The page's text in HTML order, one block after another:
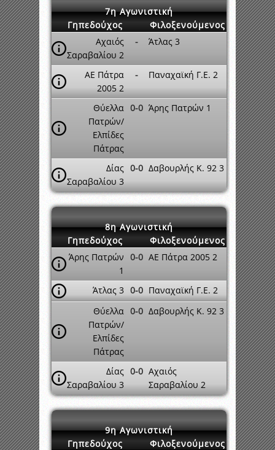
7η Αγωνιστική
Γηπεδούχος
Φιλοξενούμενος
Αχαιός
Σαραβαλίου 2
- Άτλας 3
ΑΕ Πάτρα
2005 2
- Παναχαϊκή Γ.Ε. 2
Θύελλα
Πατρών/
Ελπίδες
Πάτρας
0-0 Άρης Πατρών 1
Δίας
Σαραβαλίου 3
0-0 Δαβουρλής Κ. 92 3
8η Αγωνιστική
Γηπεδούχος
Φιλοξενούμενος
Άρης Πατρών
1
0-0 ΑΕ Πάτρα 2005 2
Άτλας 3 0-0 Παναχαϊκή Γ.Ε. 2
Θύελλα
Πατρών/
Ελπίδες
Πάτρας
0-0 Δαβουρλής Κ. 92 3
Δίας
Σαραβαλίου 3
0-0 Αχαιός
Σαραβαλίου 2
9η Αγωνιστική
Γηπεδούχος
Φιλοξενούμενος